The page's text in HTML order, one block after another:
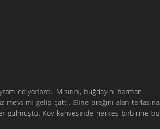
ediyorlardı. Mısırını, buğdayını harman
gelip çattı. Eline orağını alan tarlasına
gülmüştü. Köy kahvesinde herkes birbirine bu